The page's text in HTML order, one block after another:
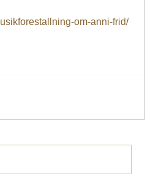
om-anni-frid/